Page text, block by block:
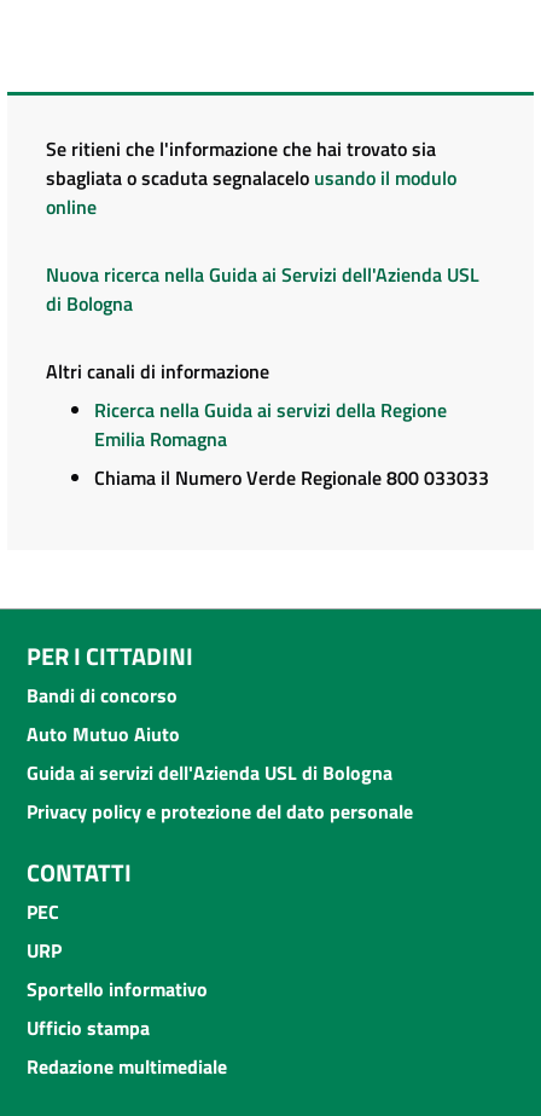
Se ritieni che l'informazione che hai trovato sia
sbagliata o scaduta segnalacelo usando il modulo
online
Nuova ricerca nella Guida ai Servizi dell'Azienda USL
di Bologna
Altri canali di informazione
Ricerca nella Guida ai servizi della Regione
Emilia Romagna
Chiama il Numero Verde Regionale 800 033033
PER I CITTADINI
Bandi di concorso
Auto Mutuo Aiuto
Guida ai servizi dell'Azienda USL di Bologna
Privacy policy e protezione del dato personale
CONTATTI
PEC
URP
Sportello informativo
Ufficio stampa
Redazione multimediale